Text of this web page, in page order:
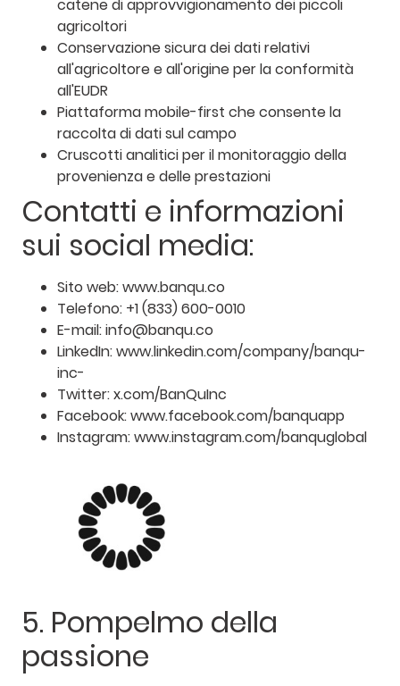
catene di approvvigionamento dei piccoli
agricoltori
Conservazione sicura dei dati relativi
all'agricoltore e all'origine per la conformità
all'EUDR
Piattaforma mobile-first che consente la
raccolta di dati sul campo
Cruscotti analitici per il monitoraggio della
provenienza e delle prestazioni
Contatti e informazioni
sui social media:
Sito web: www.banqu.co
Telefono: +1 (833) 600-0010
E-mail: info@banqu.co
LinkedIn: www.linkedin.com/company/banqu-
inc-
Twitter: x.com/BanQuInc
Facebook: www.facebook.com/banquapp
Instagram: www.instagram.com/banquglobal
5. Pompelmo della
passione